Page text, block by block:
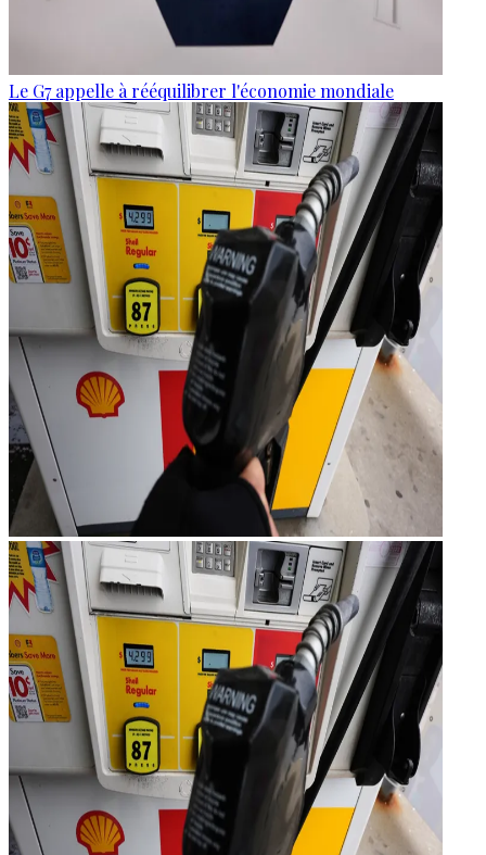
Le G7 appelle à rééquilibrer l'économie mondiale